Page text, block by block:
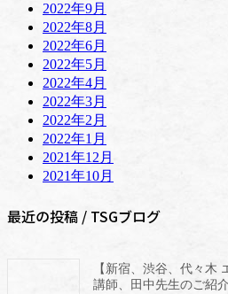
2022年9月
2022年8月
2022年6月
2022年5月
2022年4月
2022年3月
2022年2月
2022年1月
2021年12月
2021年10月
最近の投稿 / TSGブログ
【新宿、渋谷、代々木
講師、田中先生のご紹介